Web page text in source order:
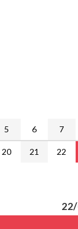
5 6 7
20 21 22